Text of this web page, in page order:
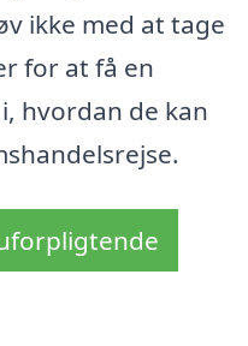
ikke med at tage
for at få en
hvordan de kan